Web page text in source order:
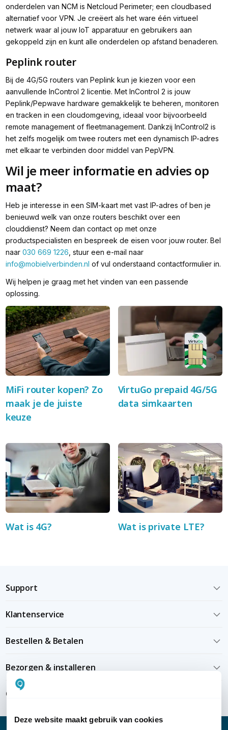
Deze website maakt gebruik van cookies
onderdelen van NCM is Netcloud Perimeter; een cloudbased
alternatief voor VPN. Je creëert als het ware één virtueel
netwerk waar al jouw IoT apparatuur en gebruikers aan
gekoppeld zijn en kunt alle onderdelen op afstand benaderen.
Peplink router
Bij de 4G/5G routers van Peplink kun je kiezen voor een
aanvullende InControl 2 licentie. Met InControl 2 is jouw
Peplink/Pepwave hardware gemakkelijk te beheren, monitoren
en tracken in een cloudomgeving, ideaal voor bijvoorbeeld
remote management of fleetmanagement. Dankzij InControl2 is
het zelfs mogelijk om twee routers met een dynamisch IP-adres
met elkaar te verbinden door middel van PepVPN.
Wil je meer informatie en advies op
maat?
Heb je interesse in een SIM-kaart met vast IP-adres of ben je
benieuwd welk van onze routers beschikt over een
clouddienst? Neem dan contact op met onze
productspecialisten en bespreek de eisen voor jouw router. Bel
naar 030 669 1226 , stuur een e-mail naar
info@mobielverbinden.nl of vul onderstaand contactformulier in.
Wij helpen je graag met het vinden van een passende
oplossing.
MiFi router kopen? Zo
maak je de juiste
keuze
VirtuGo prepaid 4G/5G
data simkaarten
Wat is 4G? Wat is private LTE?
Support
Klantenservice
Bestellen & Betalen
Bezorgen & installeren
Over KommaGo